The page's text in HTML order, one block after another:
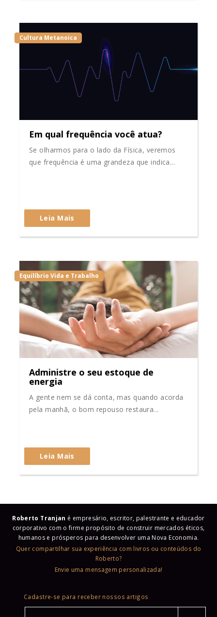
Cultura Metanoica
Em qual frequência você atua?
Se olharmos para o lado da Física, veremos
que frequência é uma grandeza que indica...
Leia Mais
Equilíbrio Vida e Trabalho
Administre o seu estoque de
energia
A gente nem se dá conta, mas quando acorda
pela manhã, o bom repouso restaura...
Leia Mais
Roberto Tranjan é empresário, escritor, palestrante e educador
corporativo com o firme propósito de construir mercados éticos,
humanos e prósperos para desenvolver uma Nova Economia.
Quer compartilhar sua experiência com livros ou conteúdos do
Roberto?
Envie uma mensagem personalizada!
Cadastre-se para receber nossos artigos